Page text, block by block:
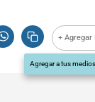
+ Agregar
Agregar a tus